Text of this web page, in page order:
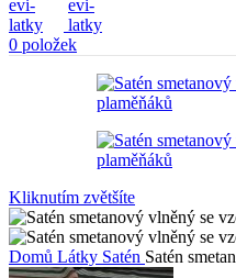
0 položek
Kliknutím zvětšíte
Domů Látky Satén Satén